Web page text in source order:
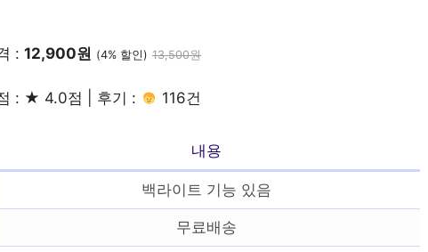
: 12,900원 (4% 할인) 13,500원
: ★ 4.0점 | 후기 : 116건
내용
백라이트 기능 있음
무료배송